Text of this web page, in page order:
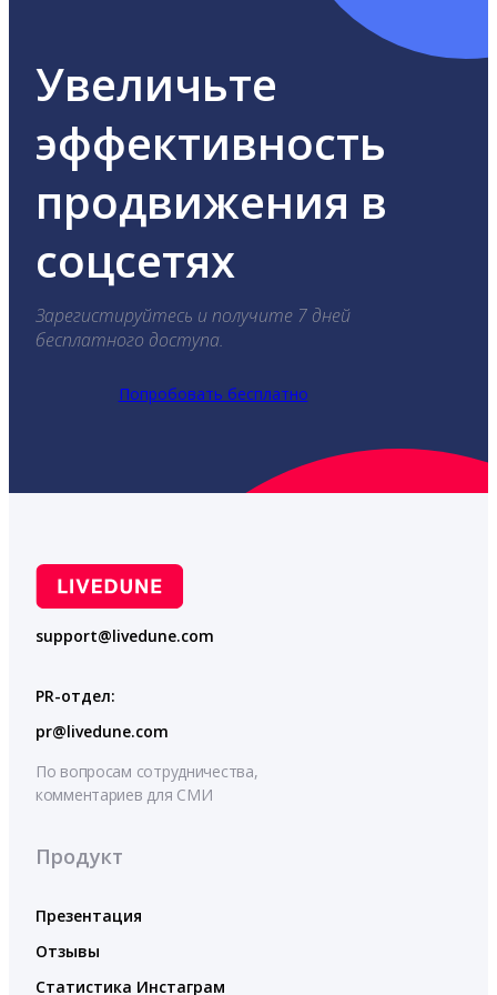
Увеличьте
эффективность
продвижения в
соцсетях
Зарегистируйтесь и получите 7 дней
бесплатного доступа.
Попробовать бесплатно
support@livedune.com
PR-отдел:
pr@livedune.com
По вопросам сотрудничества,
комментариев для СМИ
Продукт
Презентация
Отзывы
Статистика Инстаграм